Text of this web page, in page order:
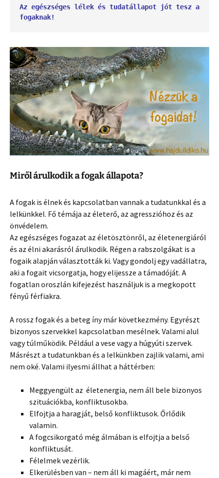
Az egészséges lélek és tudatállapot jót tesz a
fogaknak!
Miről árulkodik a fogak állapota?
A fogak is élnek és kapcsolatban vannak a tudatunkkal és a
lelkünkkel. Fő témája az életerő, az agresszióhoz és az
önvédelem.
Az egészséges fogazat az életösztönről, az életenergiáról
és az élni akarásról árulkodik. Régen a rabszolgákat is a
fogaik alapján választották ki. Vagy gondolj egy vadállatra,
aki a fogait vicsorgatja, hogy elijessze a támadóját. A
fogatlan oroszlán kifejezést használjuk is a megkopott
fényű férfiakra.
A rossz fogak és a beteg íny már következmény. Egyrészt
bizonyos szervekkel kapcsolatban mesélnek. Valami alul
vagy túlműködik. Például a vese vagy a húgyúti szervek.
Másrészt a tudatunkban és a lelkünkben zajlik valami, ami
nem oké. Valami ilyesmi állhat a háttérben:
Meggyengült az életenergia, nem áll bele bizonyos
szituációkba, konfliktusokba.
Elfojtja a haragját, belső konfliktusok. Őrlődik
valamin.
A fogcsikorgató még álmában is elfojtja a belső
konfliktusát.
Félelmek vezérlik.
Elkerülésben van – nem áll ki magáért, már nem